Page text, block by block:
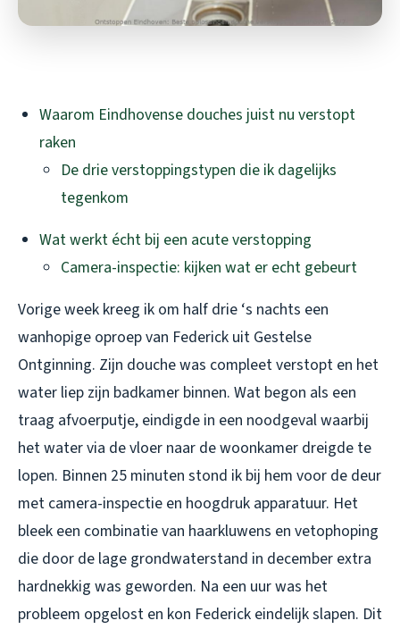
Waarom Eindhovense douches juist nu verstopt
raken
De drie verstoppingstypen die ik dagelijks
tegenkom
Wat werkt écht bij een acute verstopping
Camera-inspectie: kijken wat er echt gebeurt
Vorige week kreeg ik om half drie ‘s nachts een
wanhopige oproep van Federick uit Gestelse
Ontginning. Zijn douche was compleet verstopt en het
water liep zijn badkamer binnen. Wat begon als een
traag afvoerputje, eindigde in een noodgeval waarbij
het water via de vloer naar de woonkamer dreigde te
lopen. Binnen 25 minuten stond ik bij hem voor de deur
met camera-inspectie en hoogdruk apparatuur. Het
bleek een combinatie van haarkluwens en vetophoping
die door de lage grondwaterstand in december extra
hardnekkig was geworden. Na een uur was het
probleem opgelost en kon Federick eindelijk slapen. Dit